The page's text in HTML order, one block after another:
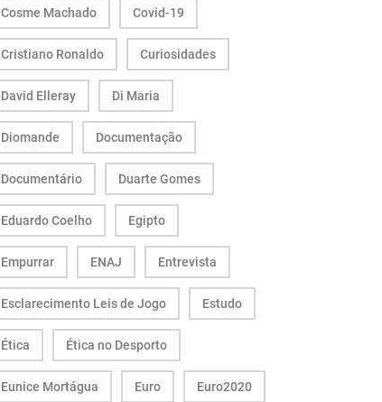
Cosme Machado Covid-19
Cristiano Ronaldo Curiosidades
David Elleray Di Maria
Diomande Documentação
Documentário Duarte Gomes
Eduardo Coelho Egipto
Empurrar ENAJ Entrevista
Esclarecimento Leis de Jogo Estudo
Ética Ética no Desporto
Eunice Mortágua Euro Euro2020